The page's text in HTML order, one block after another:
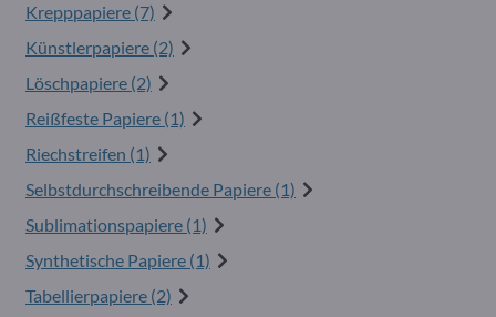
Krepppapiere (7)
Künstlerpapiere (2)
Löschpapiere (2)
Reißfeste Papiere (1)
Riechstreifen (1)
Selbstdurchschreibende Papiere (1)
Sublimationspapiere (1)
Synthetische Papiere (1)
Tabellierpapiere (2)